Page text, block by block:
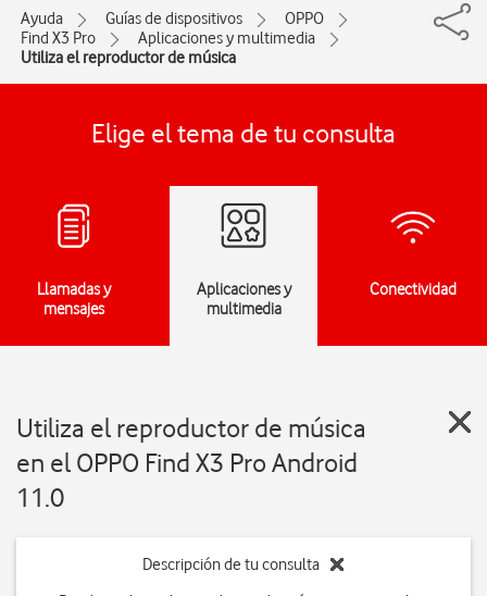
Ayuda Guías de dispositivos
OPPO
Find X3 Pro
Aplicaciones y multimedia
Utiliza el reproductor de música
Elige el tema de tu consulta
Llamadas y
mensajes
Aplicaciones y
multimedia
Conectividad
Utiliza el reproductor de música
en el OPPO Find X3 Pro Android
11.0
Descripción de tu consulta